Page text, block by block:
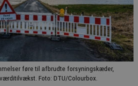
føre til afbrudte forsyningskæder,
Foto: DTU/Colourbox.